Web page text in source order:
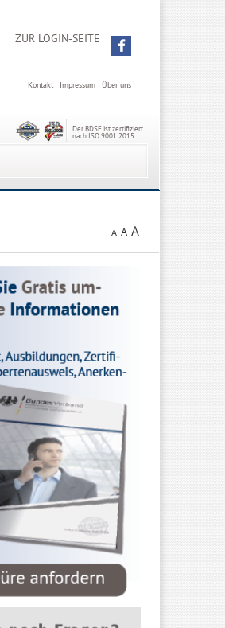
ZUR LOGIN-SEITE
Über uns
Impressum
Kontakt
Der BDSF ist zertifiziert
nach ISO 9001:2015
A A A